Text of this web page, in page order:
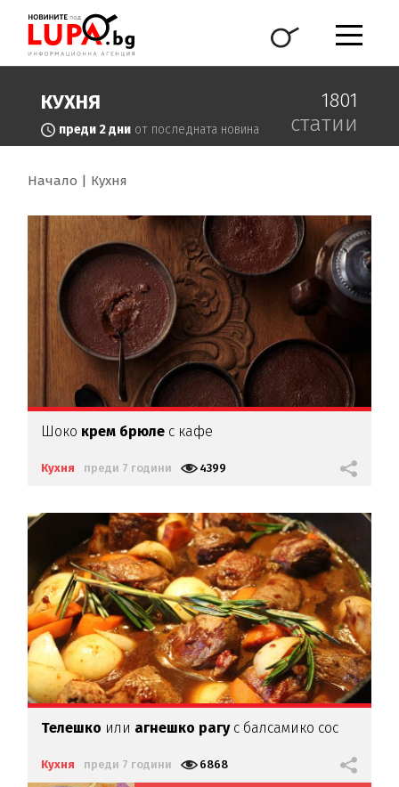
КУХНЯ
преди 2 дни от последната новина
1801
статии
Начало Кухня
Шоко крем брюле с кафе
Кухня преди 7 години 4399
Телешко или агнешко рагус балсамико сос
Кухня преди 7 години 6868